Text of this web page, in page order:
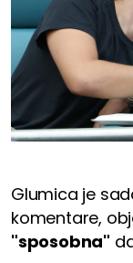
Glumica je
komentare,
"sposobna"